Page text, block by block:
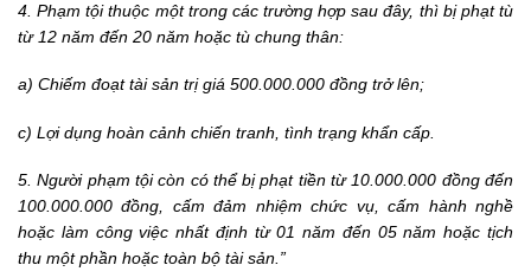
4. Phạm tội thuộc một trong các trường hợp sau đây, thì bị phạt tù
từ 12 năm đến 20 năm hoặc tù chung thân:
a) Chiếm đoạt tài sản trị giá 500.000.000 đồng trở lên;
c) Lợi dụng hoàn cảnh chiến tranh, tình trạng khẩn cấp.
5. Người phạm tội còn có thể bị phạt tiền từ 10.000.000 đồng đến
100.000.000 đồng, cấm đảm nhiệm chức vụ, cấm hành nghề
hoặc làm công việc nhất định từ 01 năm đến 05 năm hoặc tịch
thu một phần hoặc toàn bộ tài sản.”